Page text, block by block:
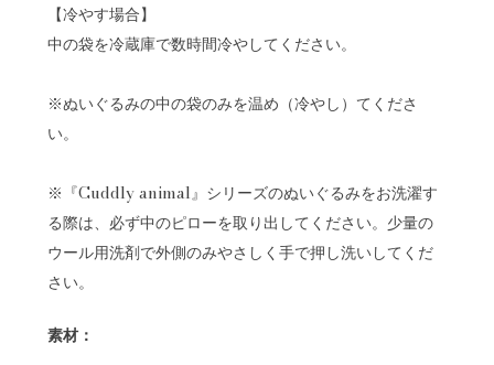
【冷やす場合】
中の袋を冷蔵庫で数時間冷やしてください。
※ぬいぐるみの中の袋のみを温め（冷やし）てくださ
い。
※『Cuddly animal』シリーズのぬいぐるみをお洗濯す
る際は、必ず中のピローを取り出してください。少量の
ウール用洗剤で外側のみやさしく手で押し洗いしてくだ
さい。
素材：